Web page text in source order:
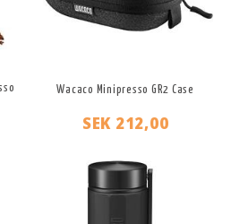
Wacaco Minipresso GR2 Case
SEK 212,00